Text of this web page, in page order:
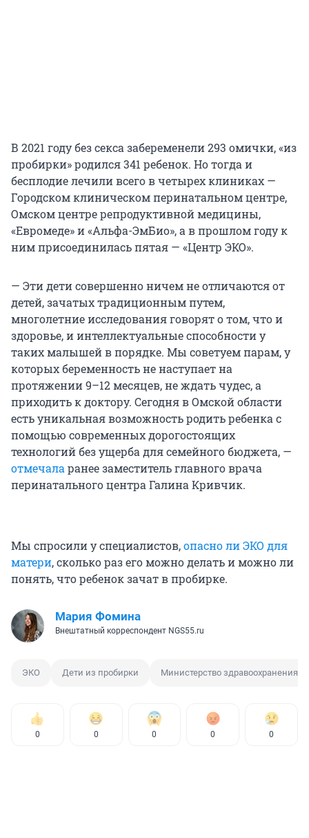
В 2021 году без секса забеременели 293 омички, «из
пробирки» родился 341 ребенок. Но тогда и
бесплодие лечили всего в четырех клиниках —
Городском клиническом перинатальном центре,
Омском центре репродуктивной медицины,
«Евромеде» и «Альфа-ЭмБио», а в прошлом году к
ним присоединилась пятая — «Центр ЭКО».
— Эти дети совершенно ничем не отличаются от
детей, зачатых традиционным путем,
многолетние исследования говорят о том, что и
здоровье, и интеллектуальные способности у
таких малышей в порядке. Мы советуем парам, у
которых беременность не наступает на
протяжении 9–12 месяцев, не ждать чудес, а
приходить к доктору. Сегодня в Омской области
есть уникальная возможность родить ребенка с
помощью современных дорогостоящих
технологий без ущерба для семейного бюджета, —
отмечаларанее заместитель главного врача
перинатального центра Галина Кривчик.
Мы спросили у специалистов,опасно ли ЭКО для
матери, сколько раз его можно делать и можно ли
понять, что ребенок зачат в пробирке.
Мария Фомина
Внештатный корреспондент NGS55.ru
ЭКО Дети из пробирки Министерство здравоохранения
0 0 0 0 0